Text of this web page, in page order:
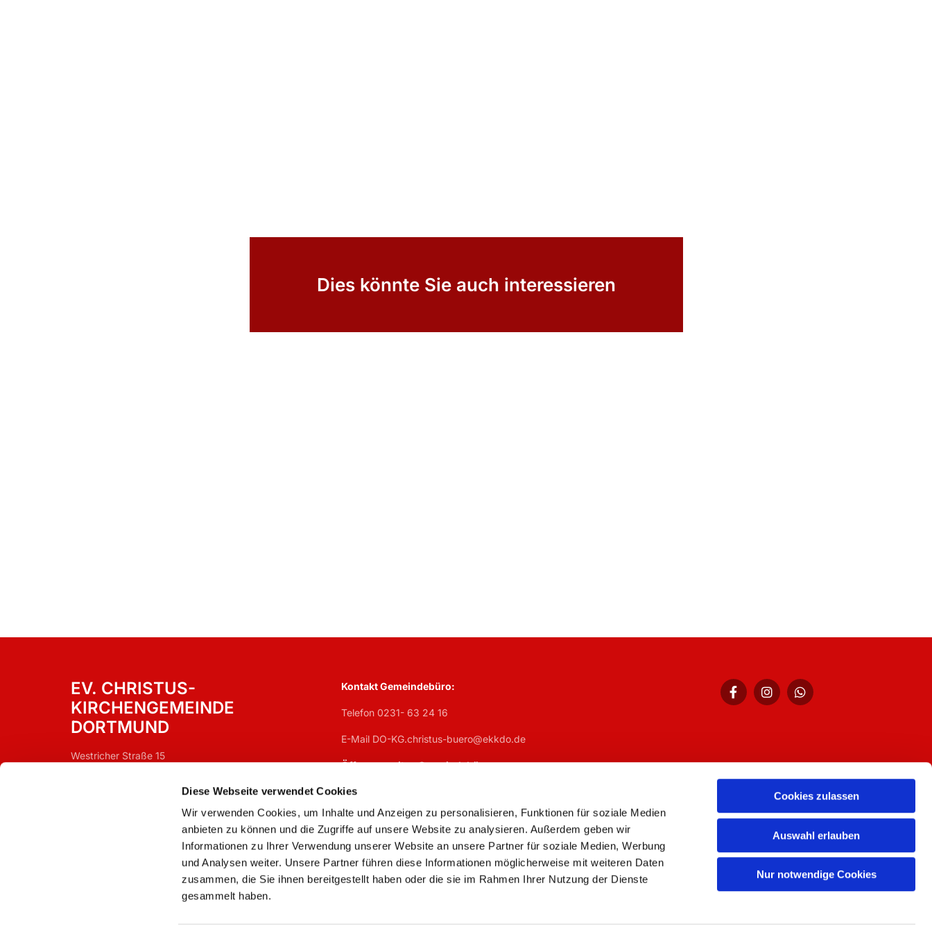
Diese Webseite verwendet Cookies
Wir verwenden Cookies, um Inhalte und Anzeigen zu personalisieren, Funktionen für soziale Medien
anbieten zu können und die Zugriffe auf unsere Website zu analysieren. Außerdem geben wir
Informationen zu Ihrer Verwendung unserer Website an unsere Partner für soziale Medien, Werbung
und Analysen weiter. Unsere Partner führen diese Informationen möglicherweise mit weiteren Daten
zusammen, die Sie ihnen bereitgestellt haben oder die sie im Rahmen Ihrer Nutzung der Dienste
gesammelt haben.
Cookies zulassen
Auswahl erlauben
Nur notwendige Cookies
Dies könnte Sie auch interessieren
EV. CHRISTUS-
KIRCHENGEMEINDE
DORTMUND
Westricher Straße 15
Kontakt Gemeindebüro:
Telefon 0231- 63 24 16
E-Mail DO-KG.christus-buero@ekkdo.de
Öffnungszeiten Gemeindebüro:
Dogeschlossen,
Impressum Datenschutzerklärung ChurchDesk-Login